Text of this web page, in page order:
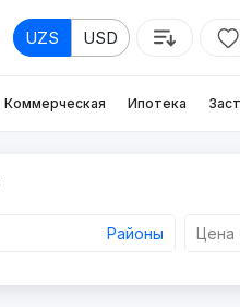
UZS USD
Коммерческая Ипотека
Районы Цена